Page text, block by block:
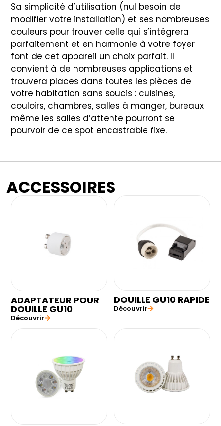
Sa simplicité d’utilisation (nul besoin de
modifier votre installation) et ses nombreuses
couleurs pour trouver celle qui s’intégrera
parfaitement et en harmonie à votre foyer
font de cet appareil un choix parfait. Il
convient à de nombreuses applications et
trouvera places dans toutes les pièces de
votre habitation sans soucis : cuisines,
couloirs, chambres, salles à manger, bureaux
même les salles d’attente pourront se
pourvoir de ce spot encastrable fixe.
ACCESSOIRES
ADAPTATEUR POUR
DOUILLE GU10
Découvrir
DOUILLE GU10 RAPIDE
Découvrir